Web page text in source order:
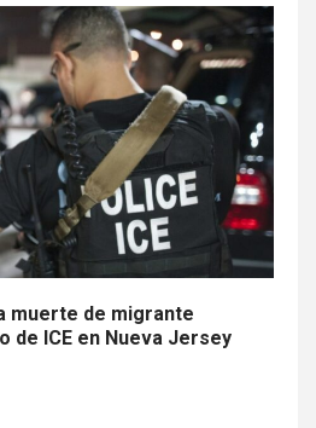
muerte de migrante
de ICE en Nueva Jersey